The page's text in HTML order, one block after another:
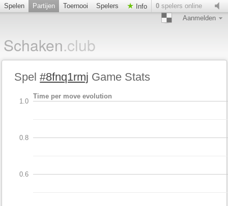
Spelen Partijen Toernooi Spelers Info 0 spelers online
Aanmelden
Schaken.club
Spel#8fnq1rmj Game Stats
Time per move evolution
0.6
0.8
1.0